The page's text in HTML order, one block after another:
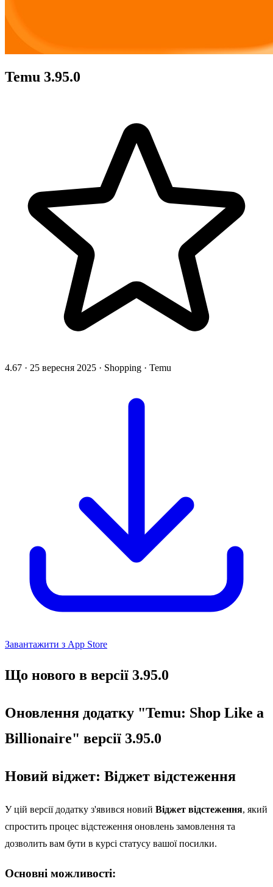
Temu 3.95.0
4.67 · 25 вересня 2025 · Shopping · Temu
Завантажити з App Store
Що нового в версії 3.95.0
Оновлення додатку "Temu: Shop Like a
Billionaire" версії 3.95.0
Новий віджет: Віджет відстеження
У цій версії додатку з'явився новий Віджет відстеження, який
спростить процес відстеження оновлень замовлення та
дозволить вам бути в курсі статусу вашої посилки.
Основні можливості: